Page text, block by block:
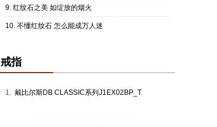
红纹石之美 如绽放的烟火
不懂红纹石 怎么能成万人迷
戒指
1. 戴比尔斯DB CLASSIC系列J1EX02BP_T